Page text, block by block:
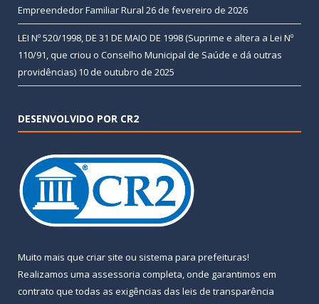
Empreendedor Familiar Rural 26 de fevereiro de 2026
LEI Nº 520/1998, DE 31 DE MAIO DE 1998 (Suprime e altera a Lei Nº
110/91, que criou o Conselho Municipal de Saúde e dá outras
providências) 10 de outubro de 2025
DESENVOLVIDO POR CR2
Muito mais que criar site ou sistema para prefeituras!
Realizamos uma assessoria completa, onde garantimos em
contrato que todas as exigências das leis de transparência